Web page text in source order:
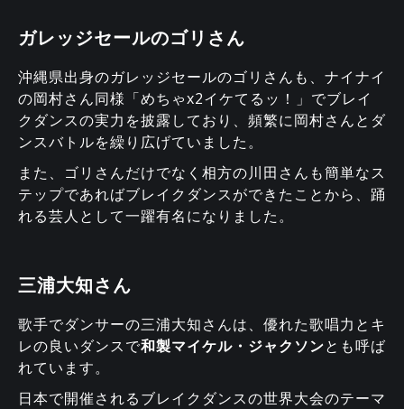
ガレッジセールのゴリさん
沖縄県出身のガレッジセールのゴリさんも、ナイナイ
の岡村さん同様「めちゃx2イケてるッ！」でブレイ
クダンスの実力を披露しており、頻繁に岡村さんとダ
ンスバトルを繰り広げていました。
また、ゴリさんだけでなく相方の川田さんも簡単なス
テップであればブレイクダンスができたことから、踊
れる芸人として一躍有名になりました。
三浦大知さん
歌手でダンサーの三浦大知さんは、優れた歌唱力とキ
レの良いダンスで和製マイケル・ジャクソンとも呼ば
れています。
日本で開催されるブレイクダンスの世界大会のテーマ